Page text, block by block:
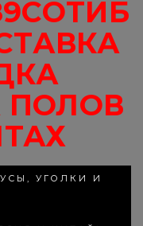
ПОЛОВ
УГОЛКИ И